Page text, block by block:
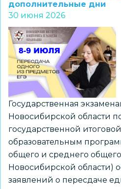
вошла
в
состав
жюри
заочного
этапа
конкурса
«Директор
года
России»
дополнительные дни
30 июня 2026
Государственная
Новосибирской области
государственной
образовательным
общего и среднего
Новосибирской области)
заявлений о пересдаче